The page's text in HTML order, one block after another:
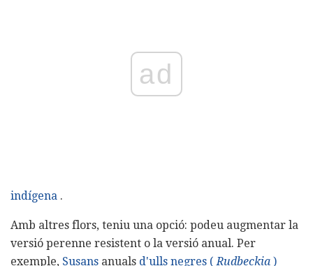
ad
indígena .
Amb altres flors, teniu una opció: podeu augmentar la
versió perenne resistent o la versió anual. Per
exemple, Susans anuals d'ulls negres (Rudbeckia )